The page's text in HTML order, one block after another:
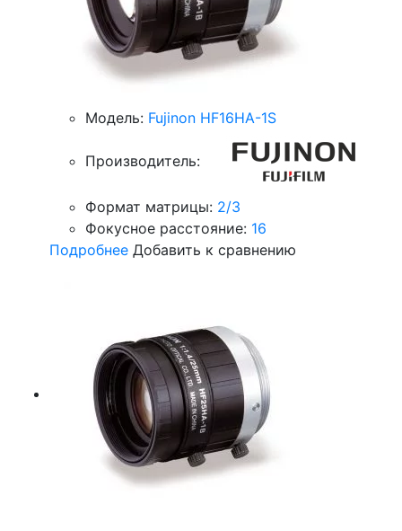
Модель: Fujinon HF16HA-1S
Производитель:
Формат матрицы: 2/3
Фокусное расстояние: 16
Подробнее Добавить к сравнению